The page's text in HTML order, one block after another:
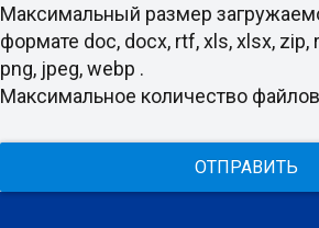
Максимальный размер
формате doc, docx, rtf, xls, xlsx, zip,
png, jpeg, webp .
Максимальное количество
ОТПРАВИТЬ